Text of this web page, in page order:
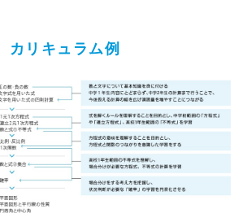
カリキュラム例